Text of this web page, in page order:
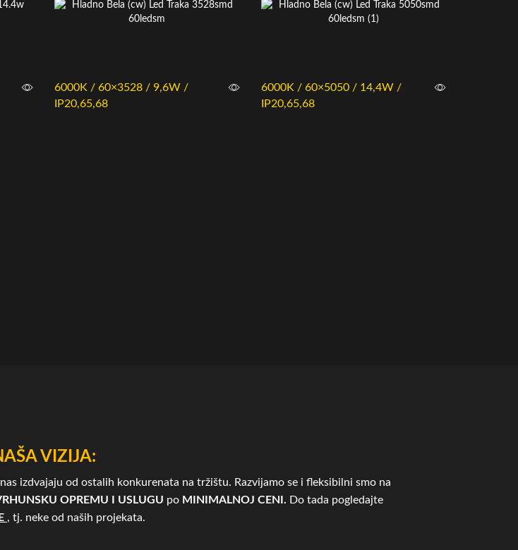
6000K / 60×3528 / 9,6W /
IP20,65,68
6000K / 60×5050 / 14,4W /
IP20,65,68
VIZIJA:
izdvajaju od ostalih konkurenata na tržištu. Razvijamo se i fleksibilni smo na
OPREMU I USLUGU po MINIMALNOJ CENI. Do tada pogledajte
, tj. neke od naših projekata.